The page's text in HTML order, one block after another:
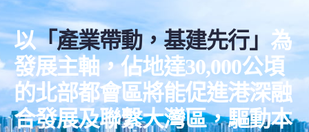
以「產業帶動，基建先行」 為
發展主軸，佔地達30,000公頃
的北部都會區將能促進港深融
合發展及聯繫大灣區，驅動本